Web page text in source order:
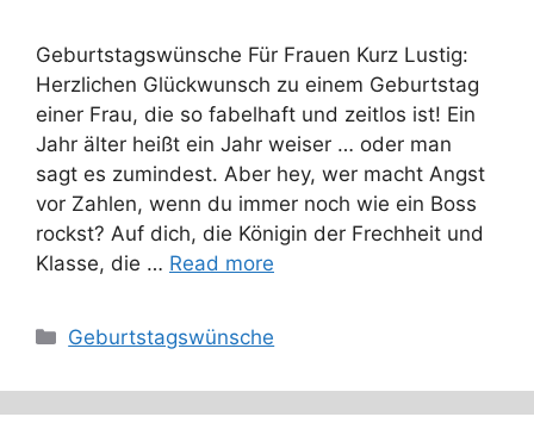
Geburtstagswünsche Für Frauen Kurz Lustig:
Herzlichen Glückwunsch zu einem Geburtstag
einer Frau, die so fabelhaft und zeitlos ist! Ein
Jahr älter heißt ein Jahr weiser … oder man
sagt es zumindest. Aber hey, wer macht Angst
vor Zahlen, wenn du immer noch wie ein Boss
rockst? Auf dich, die Königin der Frechheit und
Klasse, die … Read more
Categories
Geburtstagswünsche